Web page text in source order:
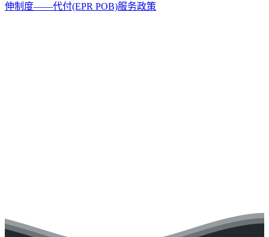
伸制度——代付(EPR POB)服务政策